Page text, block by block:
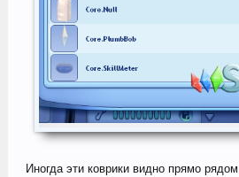
Иногда эти коврики видно прямо